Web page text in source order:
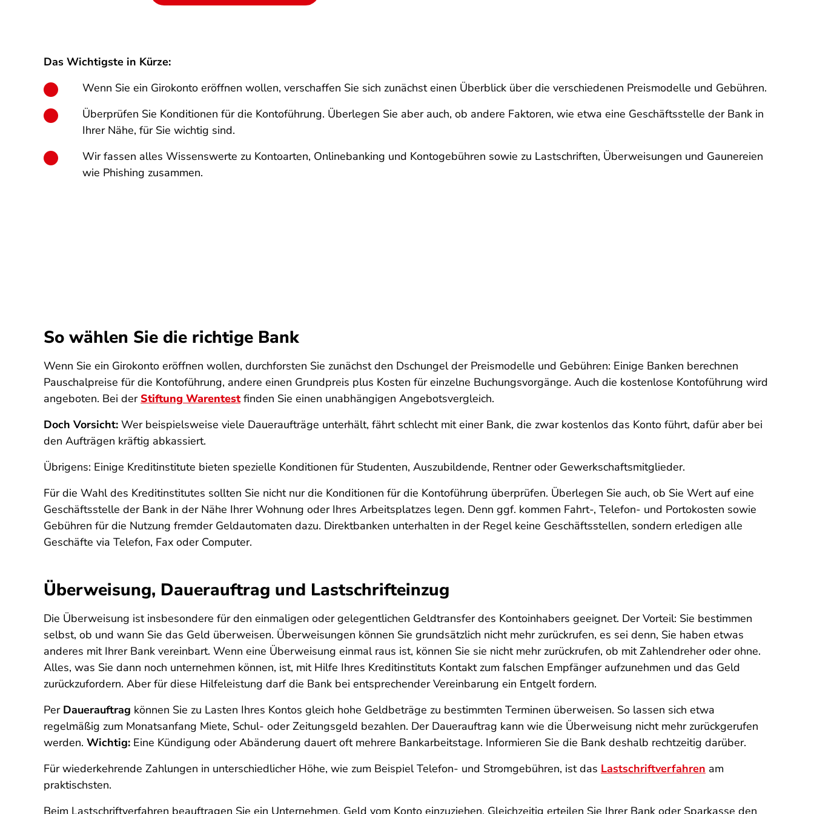
Das Wichtigste in Kürze:
Wenn Sie ein Girokonto eröffnen wollen, verschaffen Sie sich zunächst einen Überblick über die verschiedenen Preismodelle und Gebühren.
Überprüfen Sie Konditionen für die Kontoführung. Überlegen Sie aber auch, ob andere Faktoren, wie etwa eine Geschäftsstelle der Bank in
Ihrer Nähe, für Sie wichtig sind.
Wir fassen alles Wissenswerte zu Kontoarten, Onlinebanking und Kontogebühren sowie zu Lastschriften, Überweisungen und Gaunereien
wie Phishing zusammen.
So wählen Sie die richtige Bank
Wenn Sie ein Girokonto eröffnen wollen, durchforsten Sie zunächst den Dschungel der Preismodelle und Gebühren: Einige Banken berechnen
Pauschalpreise für die Kontoführung, andere einen Grundpreis plus Kosten für einzelne Buchungsvorgänge. Auch die kostenlose Kontoführung wird
angeboten. Bei der Stiftung Warentestfinden Sie einen unabhängigen Angebotsvergleich.
Doch Vorsicht: Wer beispielsweise viele Daueraufträge unterhält, fährt schlecht mit einer Bank, die zwar kostenlos das Konto führt, dafür aber bei
den Aufträgen kräftig abkassiert.
Übrigens: Einige Kreditinstitute bieten spezielle Konditionen für Studenten, Auszubildende, Rentner oder Gewerkschaftsmitglieder.
Für die Wahl des Kreditinstitutes sollten Sie nicht nur die Konditionen für die Kontoführung überprüfen. Überlegen Sie auch, ob Sie Wert auf eine
Geschäftsstelle der Bank in der Nähe Ihrer Wohnung oder Ihres Arbeitsplatzes legen. Denn ggf. kommen Fahrt-, Telefon- und Portokosten sowie
Gebühren für die Nutzung fremder Geldautomaten dazu. Direktbanken unterhalten in der Regel keine Geschäftsstellen, sondern erledigen alle
Geschäfte via Telefon, Fax oder Computer.
Überweisung, Dauerauftrag und Lastschrifteinzug
Die Überweisung ist insbesondere für den einmaligen oder gelegentlichen Geldtransfer des Kontoinhabers geeignet. Der Vorteil: Sie bestimmen
selbst, ob und wann Sie das Geld überweisen. Überweisungen können Sie grundsätzlich nicht mehr zurückrufen, es sei denn, Sie haben etwas
anderes mit Ihrer Bank vereinbart. Wenn eine Überweisung einmal raus ist, können Sie sie nicht mehr zurückrufen, ob mit Zahlendreher oder ohne.
Alles, was Sie dann noch unternehmen können, ist, mit Hilfe Ihres Kreditinstituts Kontakt zum falschen Empfänger aufzunehmen und das Geld
zurückzufordern. Aber für diese Hilfeleistung darf die Bank bei entsprechender Vereinbarung ein Entgelt fordern.
Per Dauerauftrag können Sie zu Lasten Ihres Kontos gleich hohe Geldbeträge zu bestimmten Terminen überweisen. So lassen sich etwa
regelmäßig zum Monatsanfang Miete, Schul- oder Zeitungsgeld bezahlen. Der Dauerauftrag kann wie die Überweisung nicht mehr zurückgerufen
werden. Wichtig: Eine Kündigung oder Abänderung dauert oft mehrere Bankarbeitstage. Informieren Sie die Bank deshalb rechtzeitig darüber.
Für wiederkehrende Zahlungen in unterschiedlicher Höhe, wie zum Beispiel Telefon- und Stromgebühren, ist das Lastschriftverfahren am
praktischsten.
Beim Lastschriftverfahren beauftragen Sie ein Unternehmen, Geld vom Konto einzuziehen. Gleichzeitig erteilen Sie Ihrer Bank oder Sparkasse den